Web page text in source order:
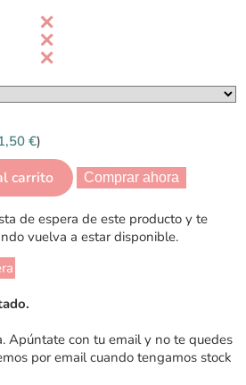
€)
carrito Comprar ahora
de espera de este producto y te
vuelva a estar disponible.
Apúntate con tu email y no te quedes
por email cuando tengamos stock